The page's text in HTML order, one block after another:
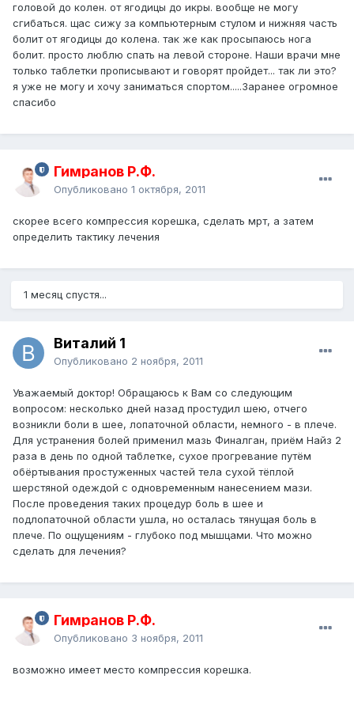
головой до колен. от ягодицы до икры. вообще не могу
сгибаться. щас сижу за компьютерным стулом и нижняя часть
болит от ягодицы до колена. так же как просыпаюсь нога
болит. просто люблю спать на левой стороне. Наши врачи мне
только таблетки прописывают и говорят пройдет... так ли это?
я уже не могу и хочу заниматься спортом.....Заранее огромное
спасибо
Гимранов Р.Ф.
Опубликовано 1 октября, 2011
скорее всего компрессия корешка, сделать мрт, а затем
определить тактику лечения
1 месяц спустя...
Виталий 1
Опубликовано 2 ноября, 2011
Уважаемый доктор! Обращаюсь к Вам со следующим
вопросом: несколько дней назад простудил шею, отчего
возникли боли в шее, лопаточной области, немного - в плече.
Для устранения болей применил мазь Финалган, приём Найз 2
раза в день по одной таблетке, сухое прогревание путём
обёртывания простуженных частей тела сухой тёплой
шерстяной одеждой с одновременным нанесением мази.
После проведения таких процедур боль в шее и
подлопаточной области ушла, но осталась тянущая боль в
плече. По ощущениям - глубоко под мышцами. Что можно
сделать для лечения?
Гимранов Р.Ф.
Опубликовано 3 ноября, 2011
возможно имеет место компрессия корешка.